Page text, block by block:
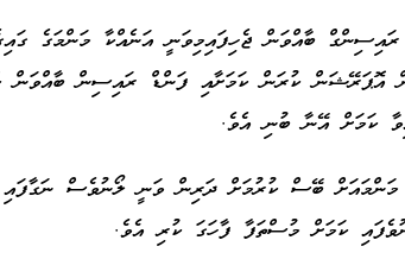
ބާއްވަން ޖެހިފައިމިވަނީ އަނެއްކާ މަންމަގެ
އޮޕަރޭޝަން ކުރަން ކަމަށާއި ފަންޑް ރައިސިން ބާއްވަން
ކަމަށް އޭނާ ބުނި އެވެ.
ބޭސް ކުރުމަށް ދަރިން ވަނީ ލޯނުވެސް
ކަމަށް މުސްތަފާ ފާހަގަ ކުރި އެވެ.